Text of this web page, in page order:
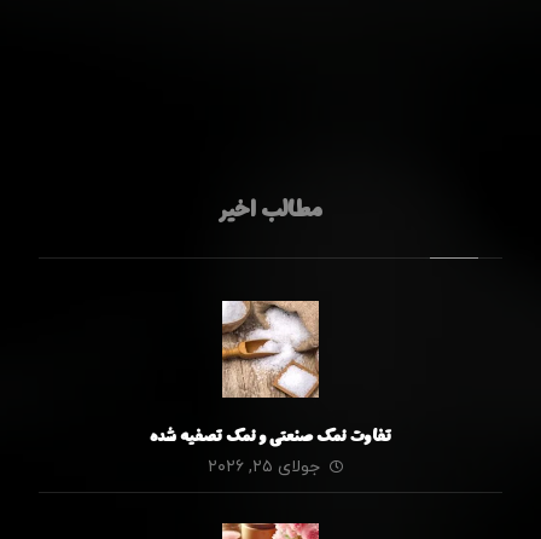
مطالب اخیر
تفاوت نمک صنعتی و نمک تصفیه شده
جولای ۲۵, ۲۰۲۶